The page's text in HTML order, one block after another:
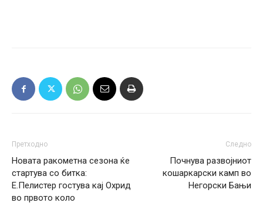
Претходно
Новата ракометна сезона ќе
стартува со битка:
Е.Пелистер гостува кај Охрид
во првото коло
Следно
Почнува развојниот
кошаркарски камп во
Негорски Бањи